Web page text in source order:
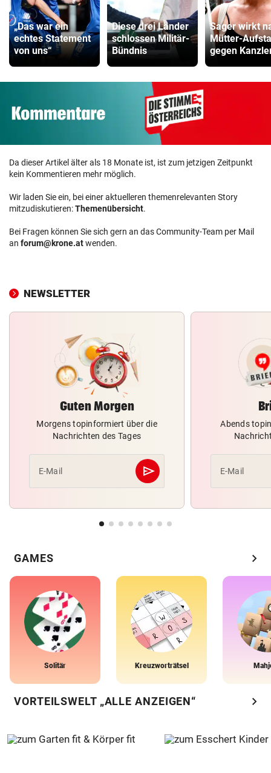
„Das war ein
echtes Statement
von uns“
Diese drei Länder
schlossen Militär-
Bündnis
Sager wirkt
Mütter-
gegen
Da dieser Artikel älter als 18 Monate ist, ist zum jetzigen Zeitpunkt
kein Kommentieren mehr möglich.
Wir laden Sie ein, bei einer aktuelleren themenrelevanten Story
mitzudiskutieren:Themenübersicht.
Bei Fragen können Sie sich gern an das Community-Team per Mail
an forum@krone.atwenden.
NEWSLETTER
Guten Morgen
Morgens topinformiert über die
Nachrichten des Tages
E-Mail send
Abschicken
Abends
E-Mail
GAMES chevron_right
Solitär Kreuzworträtsel
VORTEILSWELT „ALLE ANZEIGEN“ chevron_right